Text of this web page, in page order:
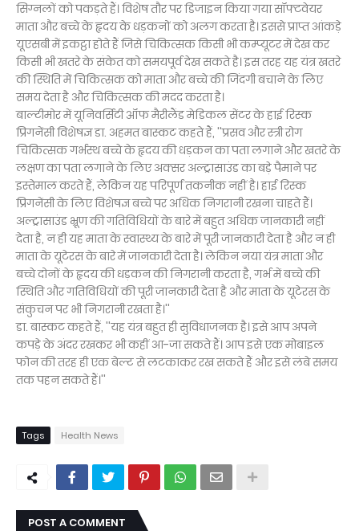
सिग्नलों को पकड़ते हैं। विशेष तौर पर डिजाइन किया गया सॉफ्टवेयर
माता और बच्चे के हृदय के धड़कनों को अलग करता है। इससे प्राप्त आंकड़े
यूएसबी में इकट्ठा होते हैं जिसे चिकित्सक किसी भी कम्प्यूटर में देख कर
किसी भी खतरे के संकेत को समयपूर्व देख सकते है। इस तरह यह यंत्र खतरे
की स्थिति में चिकित्सक को माता और बच्चे की जिंदगी बचाने के लिए
समय देता है और चिकित्सक की मदद करता है।
बाल्टीमोर में यूनिवर्सिटी ऑफ मैरीलैंड मेडिकल सेंटर के हाई रिस्क
प्रिगनेंसी विशेषज्ञ डा. अहमत बास्कट कहते हैं, ''प्रसव और स्त्री रोग
चिकित्सक गर्भस्थ बच्चे के हृदय की धड़कन का पता लगाने और खतरे के
लक्षण का पता लगाने के लिए अक्सर अल्ट्रासाउंड का बड़े पैमाने पर
इस्तेमाल करते हैं, लेकिन यह परिपूर्ण तकनीक नहीं है। हाई रिस्क
प्रिगनेंसी के लिए विशेषज्ञ बच्चे पर अधिक निगरानी रखना चाहते हैं।
अल्ट्रासाउंड भ्रूण की गतिविधियों के बारे में बहुत अधिक जानकारी नहीं
देता है, न ही यह माता के स्वास्थ्य के बारे में पूरी जानकारी देता है और न ही
माता के यूटेरस के बारे में जानकारी देता है। लेकिन नया यंत्र माता और
बच्चे दोनों के हृदय की धड़कन की निगरानी करता है, गर्भ में बच्चे की
स्थिति और गतिविधियों की पूरी जानकारी देता है और माता के यूटेरस के
संकुचन पर भी निगरानी रखता है।''
डा. बास्कट कहते हैं, ''यह यंत्र बहुत ही सुविधाजनक है। इसे आप अपने
कपड़े के अंदर रखकर भी कहीं आ-जा सकते हैं। आप इसे एक मोबाइल
फोन की तरह ही एक बेल्ट से लटकाकर रख सकते हैं और इसे लंबे समय
तक पहन सकते हैं।''
Tags Health News
POST A COMMENT